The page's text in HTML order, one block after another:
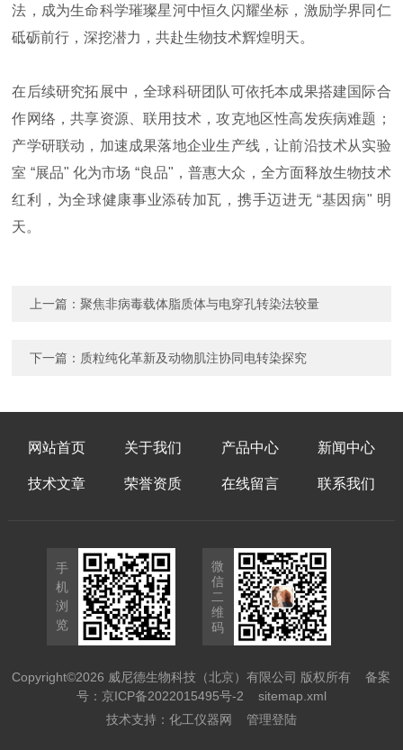
法，成为生命科学璀璨星河中恒久闪耀坐标，激励学界同仁
砥砺前行，深挖潜力，共赴生物技术辉煌明天。
在后续研究拓展中，全球科研团队可依托本成果搭建国际合
作网络，共享资源、联用技术，攻克地区性高发疾病难题；
产学研联动，加速成果落地企业生产线，让前沿技术从实验
室 “展品" 化为市场 “良品"，普惠大众，全方面释放生物技术
红利，为全球健康事业添砖加瓦，携手迈进无 “基因病" 明
天。
上一篇：聚焦非病毒载体脂质体与电穿孔转染法较量
下一篇： 质粒纯化革新及动物肌注协同电转染探究
网站首页 关于我们 产品中心 新闻中心
技术文章 荣誉资质 在线留言 联系我们
手
机
浏
览
微
信
二
维
码
Copyright©2026 威尼德生物科技（北京）有限公司 版权所有备案
号：京ICP备2022015495号-2
sitemap.xml
技术支持： 化工仪器网 管理登陆